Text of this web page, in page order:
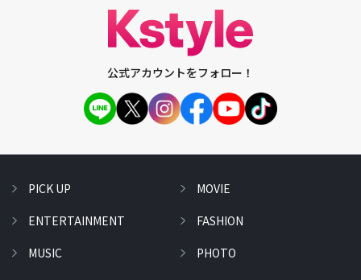
公式アカウントをフォロー！
PICK UP
ENTERTAINMENT
MUSIC
MOVIE
FASHION
PHOTO